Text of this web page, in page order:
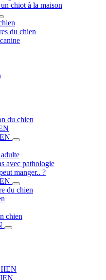
chiot à la maison
du chien
du chien
avec pathologie
manger.. ?
du chien
chien